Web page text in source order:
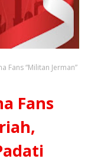
Fans “Militan Jerman”
Fans